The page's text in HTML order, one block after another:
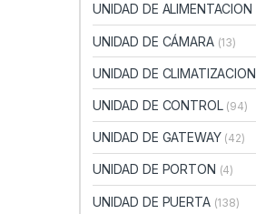
UNIDAD DE ALIMENTACION
UNIDAD DE CÁMARA (13)
UNIDAD DE CLIMATIZACION
UNIDAD DE CONTROL (94)
UNIDAD DE GATEWAY (42)
UNIDAD DE PORTON (4)
UNIDAD DE PUERTA (138)